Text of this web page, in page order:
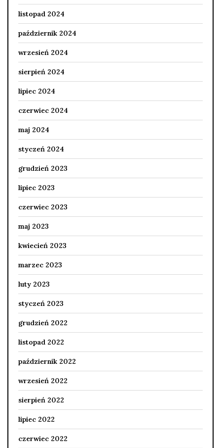
listopad 2024
październik 2024
wrzesień 2024
sierpień 2024
lipiec 2024
czerwiec 2024
maj 2024
styczeń 2024
grudzień 2023
lipiec 2023
czerwiec 2023
maj 2023
kwiecień 2023
marzec 2023
luty 2023
styczeń 2023
grudzień 2022
listopad 2022
październik 2022
wrzesień 2022
sierpień 2022
lipiec 2022
czerwiec 2022